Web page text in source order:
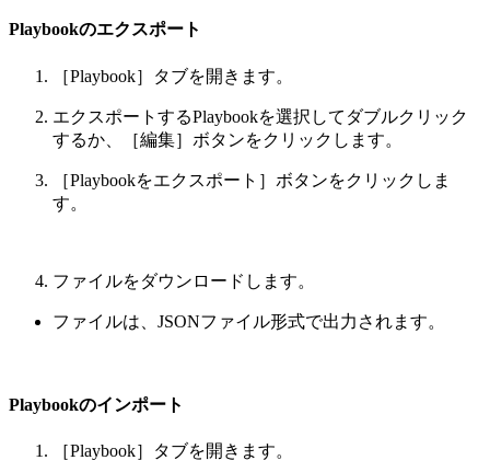
Playbookのエクスポート
［Playbook］タブを開きます。
エクスポートするPlaybookを選択してダブルクリック
するか、［編集］ボタンをクリックします。
［Playbookをエクスポート］ボタンをクリックしま
す。
ファイルをダウンロードします。
ファイルは、JSONファイル形式で出力されます。
Playbookのインポート
［Playbook］タブを開きます。